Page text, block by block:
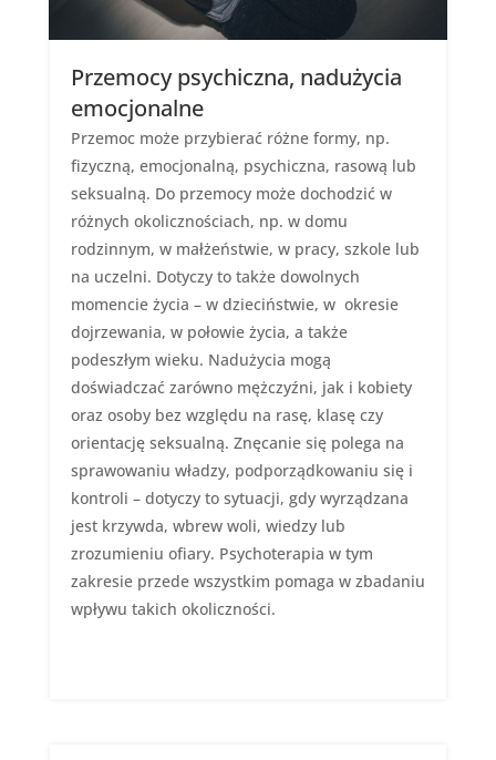
Przemocy psychiczna, nadużycia
emocjonalne
Przemoc może przybierać różne formy, np.
fizyczną, emocjonalną, psychiczna, rasową lub
seksualną. Do przemocy może dochodzić w
różnych okolicznościach, np. w domu
rodzinnym, w małżeństwie, w pracy, szkole lub
na uczelni. Dotyczy to także dowolnych
momencie życia – w dzieciństwie, w okresie
dojrzewania, w połowie życia, a także
podeszłym wieku. Nadużycia mogą
doświadczać zarówno mężczyźni, jak i kobiety
oraz osoby bez względu na rasę, klasę czy
orientację seksualną. Znęcanie się polega na
sprawowaniu władzy, podporządkowaniu się i
kontroli – dotyczy to sytuacji, gdy wyrządzana
jest krzywda, wbrew woli, wiedzy lub
zrozumieniu ofiary. Psychoterapia w tym
zakresie przede wszystkim pomaga w zbadaniu
wpływu takich okoliczności.